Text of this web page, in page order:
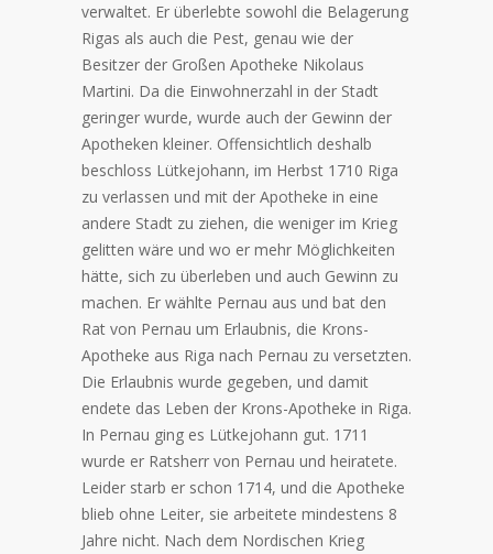
verwaltet. Er überlebte sowohl die Belagerung
Rigas als auch die Pest, genau wie der
Besitzer der Großen Apotheke Nikolaus
Martini. Da die Einwohnerzahl in der Stadt
geringer wurde, wurde auch der Gewinn der
Apotheken kleiner. Offensichtlich deshalb
beschloss Lütkejohann, im Herbst 1710 Riga
zu verlassen und mit der Apotheke in eine
andere Stadt zu ziehen, die weniger im Krieg
gelitten wäre und wo er mehr Möglichkeiten
hätte, sich zu überleben und auch Gewinn zu
machen. Er wählte Pernau aus und bat den
Rat von Pernau um Erlaubnis, die Krons-
Apotheke aus Riga nach Pernau zu versetzten.
Die Erlaubnis wurde gegeben, und damit
endete das Leben der Krons-Apotheke in Riga.
In Pernau ging es Lütkejohann gut. 1711
wurde er Ratsherr von Pernau und heiratete.
Leider starb er schon 1714, und die Apotheke
blieb ohne Leiter, sie arbeitete mindestens 8
Jahre nicht. Nach dem Nordischen Krieg